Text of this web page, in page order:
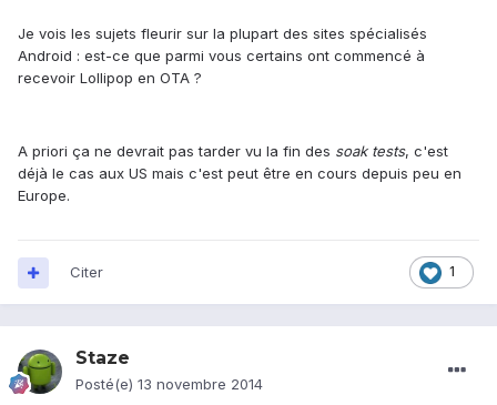
Je vois les sujets fleurir sur la plupart des sites spécialisés
Android : est-ce que parmi vous certains ont commencé à
recevoir Lollipop en OTA ?
A priori ça ne devrait pas tarder vu la fin des soak tests, c'est
déjà le cas aux US mais c'est peut être en cours depuis peu en
Europe.
1
Citer
Staze
Posté(e) 13 novembre 2014